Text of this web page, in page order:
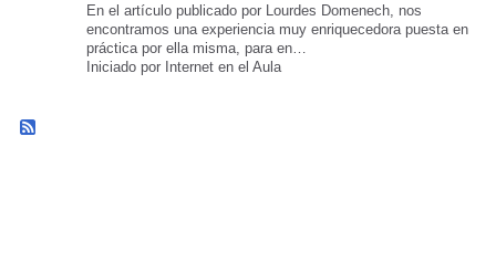
En el artículo publicado por Lourdes Domenech, nos
encontramos una experiencia muy enriquecedora puesta en
práctica por ella misma, para en…
Iniciado por Internet en el Aula